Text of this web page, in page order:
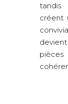
tandis
créent